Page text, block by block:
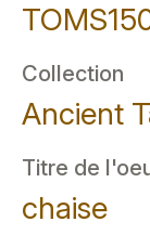
Collection
Ancient
Titre de
chaise